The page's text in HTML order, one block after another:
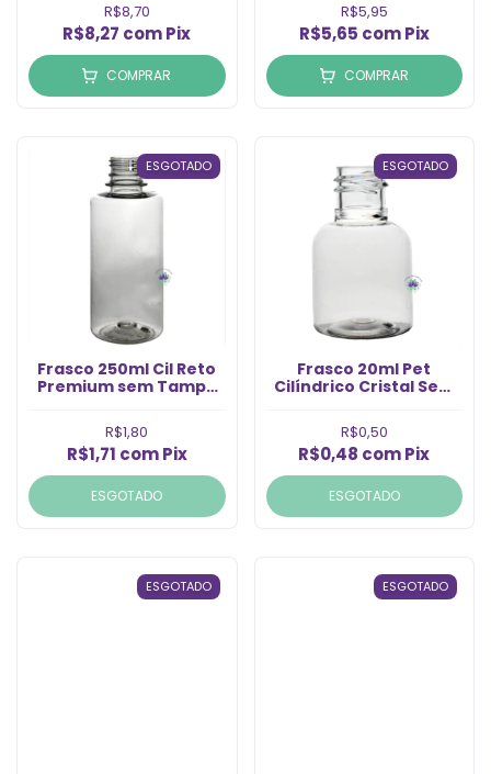
(un)
R$8,70
R$8,27 comPix
COMPRAR
R$5,95
R$5,65 com Pix
COMPRAR
ESGOTADO
Frasco 250ml Cil Reto
Premium sem Tampa
R$1,80
R$1,71 com Pix
ESGOTADO
ESGOTADO
Frasco 20ml Pet
Cilíndrico Cristal Sem
(1un)
R$0,50
R$0,48 comPix
ESGOTADO
ESGOTADO ESGOTADO